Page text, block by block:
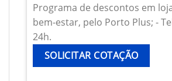
Programa de descontos em
bem-estar, pelo Porto Plus; -
24h.
SOLICITAR COTAÇÃO